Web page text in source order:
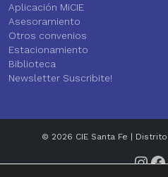
Aplicación MiCIE
Asesoramiento
Otros convenios
Estacionamiento
Biblioteca
Newsletter Suscribite!
© 2026 CIE Santa Fe | Distrito